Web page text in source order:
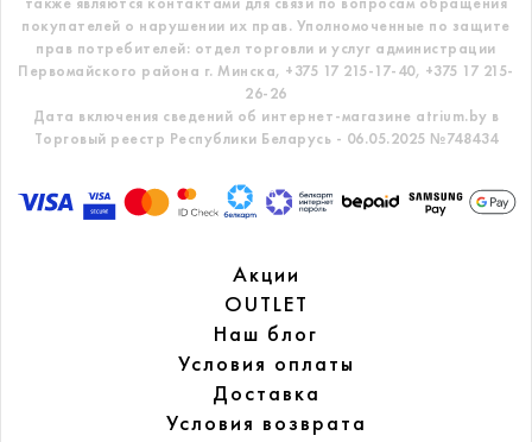
покупателей о нарушении их прав. Уполномоченные по защите
прав потребителей: отдел торговли и услуг администрации
Первомайского района г. Минска, +375 17 215-17-40, +375 17 215-
26-26
Дата включения сведений об интернет-магазине atrium.by в
Торговый реестр Республики Беларусь - 06.05.2025 №748434
Акции
OUTLET
Наш блог
Условия оплаты
Доставка
Условия возврата